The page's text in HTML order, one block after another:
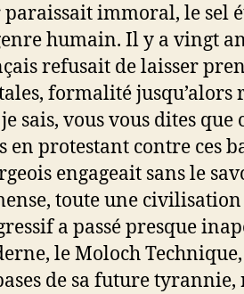
immoral, le sel
humain. Il y a vingt
refusait de laisser
formalité jusqu’alors
sais, vous vous dites que
en protestant contre ces
engageait sans le
toute une
a passé presque
le Moloch
de sa future